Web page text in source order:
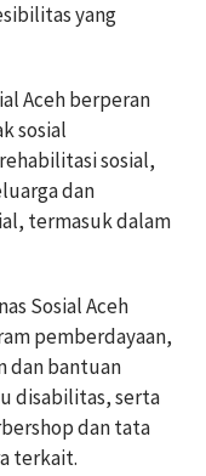
yang
Aceh berperan
sosial
sosial,
dan
termasuk dalam
Sosial Aceh
pemberdayaan,
dan bantuan
disabilitas, serta
dan tata
terkait.